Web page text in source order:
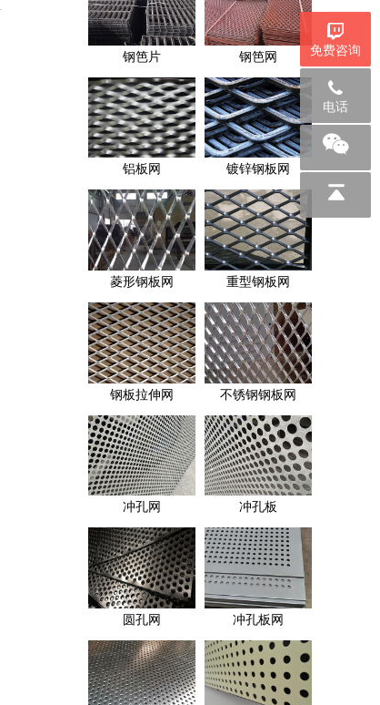
钢笆片 钢笆网
铝板网 镀锌钢板网
菱形钢板网 重型钢板网
钢板拉伸网 不锈钢钢板网
冲孔网 冲孔板
圆孔网 冲孔板网
免费咨询
电话